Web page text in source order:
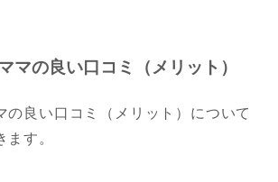
マの良い口コミ（メリット）
の良い口コミ（メリット）について
ます。